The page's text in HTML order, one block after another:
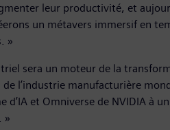
leur productivité, et
un métavers immersif en
»
sera un moteur de la
l’industrie manufacturière
d’IA et Omniverse de NVIDIA
»